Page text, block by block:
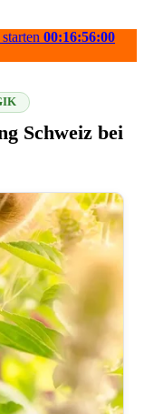
00:16:56:00
Schweiz bei